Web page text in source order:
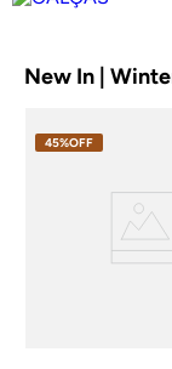
New In |
45%OFF